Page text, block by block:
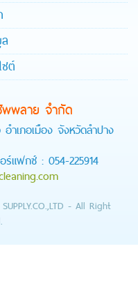
ต์
พลาย จำกัด
ำเภอเมือง จังหวัดลำปาง
ร์แฟกซ์ : 054-225914
- All Right